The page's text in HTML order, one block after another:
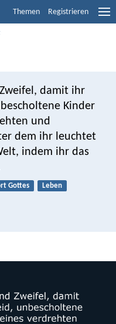
Themen Registrieren
damit ihr
Kinder
und
dem ihr leuchtet
indem ihr das
Gottes
Leben